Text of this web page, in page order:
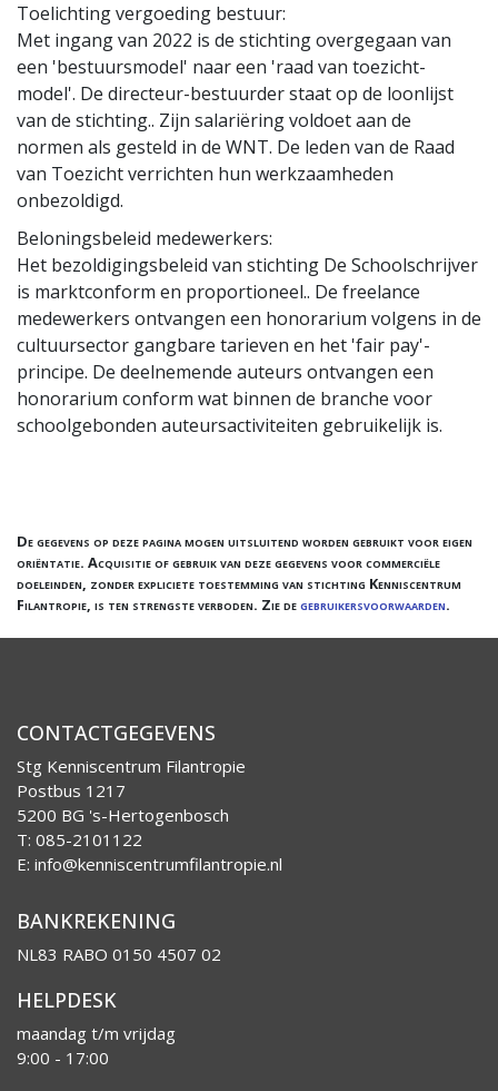
Toelichting vergoeding bestuur:
Met ingang van 2022 is de stichting overgegaan van
een 'bestuursmodel' naar een 'raad van toezicht-
model'. De directeur-bestuurder staat op de loonlijst
van de stichting.. Zijn salariëring voldoet aan de
normen als gesteld in de WNT. De leden van de Raad
van Toezicht verrichten hun werkzaamheden
onbezoldigd.
Beloningsbeleid medewerkers:
Het bezoldigingsbeleid van stichting De Schoolschrijver
is marktconform en proportioneel.. De freelance
medewerkers ontvangen een honorarium volgens in de
cultuursector gangbare tarieven en het 'fair pay'-
principe. De deelnemende auteurs ontvangen een
honorarium conform wat binnen de branche voor
schoolgebonden auteursactiviteiten gebruikelijk is.
De gegevens op deze pagina mogen uitsluitend worden gebruikt voor eigen
oriëntatie. Acquisitie of gebruik van deze gegevens voor commerciële
doeleinden, zonder expliciete toestemming van stichting Kenniscentrum
Filantropie, is ten strengste verboden. Zie degebruikersvoorwaarden.
CONTACTGEGEVENS
Stg Kenniscentrum Filantropie
Postbus 1217
5200 BG 's-Hertogenbosch
T: 085-2101122
E: info@kenniscentrumfilantropie.nl
BANKREKENING
NL83 RABO 0150 4507 02
HELPDESK
maandag t/m vrijdag
9:00 - 17:00